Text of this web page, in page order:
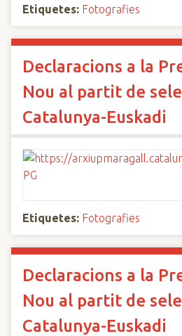
Etiquetes: Fotografies
Declaracions a la
Nou al partit de
Catalunya-Euskadi
Etiquetes: Fotografies
Declaracions a la
Nou al partit de
Catalunya-Euskadi